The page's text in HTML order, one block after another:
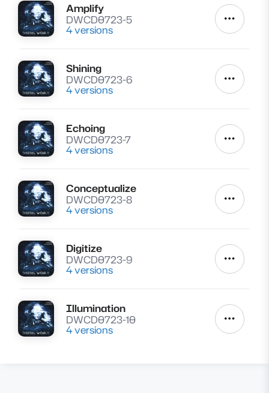
Lire
Amplify
DWCD0723-5
4 versions Autres
Lire
Shining
DWCD0723-6
4 versions Autres
Lire
Echoing
DWCD0723-7
4 versions Autres
Lire
Conceptualize
DWCD0723-8
4 versions Autres
Lire
Digitize
DWCD0723-9
4 versions Autres
Lire
Illumination
DWCD0723-10
4 versions Autres